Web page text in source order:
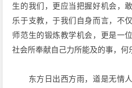
生的我们，更应当把握好机会，
乐于支教，于我们自身而言，不
师范生的锻炼教学机会，更是一
社会所奉献自己力所能及的事，何
东方日出西方雨，道是无情人